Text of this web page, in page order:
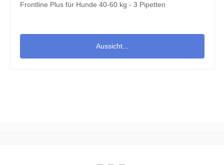
Frontline Plus für Hunde 40-60 kg - 3 Pipetten
Aussicht...